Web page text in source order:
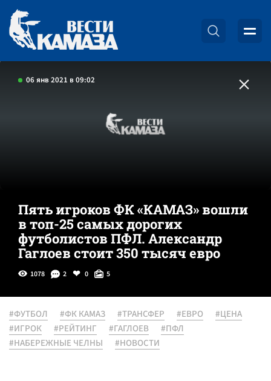
06 янв 2021 в 09:02
Пять игроков ФК «КАМАЗ» вошли
в топ-25 самых дорогих
футболистов ПФЛ. Александр
Гаглоев стоит 350 тысяч евро
1078 2 0 5
#ФУТБОЛ #ФК КАМАЗ #ТРАНСФЕР #ЕВРО
#ЦЕНА
#ИГРОК
#РЕЙТИНГ #ГАГЛОЕВ
#ПФЛ
#НАБЕРЕЖНЫЕ ЧЕЛНЫ
#НОВОСТИ